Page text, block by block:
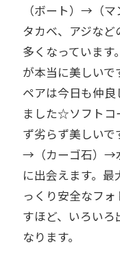
（ボート）→（
タカベ、アジな
多くなっていま
が本当に美しい
ペアは今日も仲
ました☆ソフトコ
ず劣らず美しいで
→（カーゴ石）→
に出会えます。
っくり安全なフ
すほど、いろいろ
なります。